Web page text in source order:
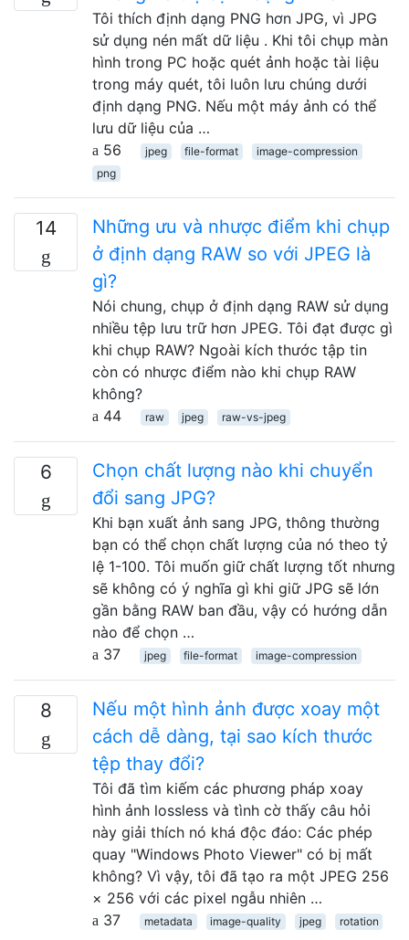
Tôi thích định dạng PNG hơn JPG, vì JPG
sử dụng nén mất dữ liệu . Khi tôi chụp màn
hình trong PC hoặc quét ảnh hoặc tài liệu
trong máy quét, tôi luôn lưu chúng dưới
định dạng PNG. Nếu một máy ảnh có thể
lưu dữ liệu của …
56
jpeg file-format
image-compression
png
14
Những ưu và nhược điểm khi chụp
ở định dạng RAW so với JPEG là
gì?
Nói chung, chụp ở định dạng RAW sử dụng
nhiều tệp lưu trữ hơn JPEG. Tôi đạt được gì
khi chụp RAW? Ngoài kích thước tập tin
còn có nhược điểm nào khi chụp RAW
không?
44
raw jpeg raw-vs-jpeg
6
Chọn chất lượng nào khi chuyển
đổi sang JPG?
Khi bạn xuất ảnh sang JPG, thông thường
bạn có thể chọn chất lượng của nó theo tỷ
lệ 1-100. Tôi muốn giữ chất lượng tốt nhưng
sẽ không có ý nghĩa gì khi giữ JPG sẽ lớn
gần bằng RAW ban đầu, vậy có hướng dẫn
nào để chọn …
37
jpeg file-format image-compression
8
Nếu một hình ảnh được xoay một
cách dễ dàng, tại sao kích thước
tệp thay đổi?
Tôi đã tìm kiếm các phương pháp xoay
hình ảnh lossless và tình cờ thấy câu hỏi
này giải thích nó khá độc đáo: Các phép
quay "Windows Photo Viewer" có bị mất
không? Vì vậy, tôi đã tạo ra một JPEG 256
× 256 với các pixel ngẫu nhiên …
37
metadata image-quality jpeg rotation